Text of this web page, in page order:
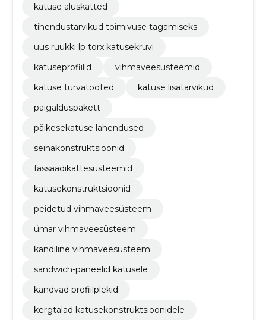
katuse aluskatted
tihendustarvikud toimivuse tagamiseks
uus ruukki lp torx katusekruvi
katuseprofiilid
vihmaveesüsteemid
katuse turvatooted
katuse lisatarvikud
paigalduspakett
päikesekatuse lahendused
seinakonstruktsioonid
fassaadikattesüsteemid
katusekonstruktsioonid
peidetud vihmaveesüsteem
ümar vihmaveesüsteem
kandiline vihmaveesüsteem
sandwich-paneelid katusele
kandvad profiilplekid
kergtalad katusekonstruktsioonidele